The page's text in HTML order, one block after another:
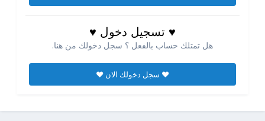
♥ تسجيل دخول ♥
هل تمتلك حساب بالفعل ؟ سجل دخولك من هنا.
♥ سجل دخولك الان ♥